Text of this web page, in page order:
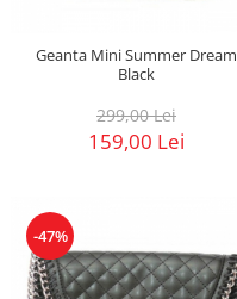
Geanta Mini Summer Dream
Black
299,00 Lei
159,00 Lei
-47%